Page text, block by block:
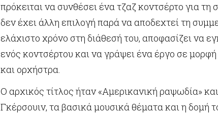
πρόκειται να συνθέσει ένα τζαζ κοντσέρτο για τη
δεν έχει άλλη επιλογή παρά να αποδεχτεί τη
ελάχιστο χρόνο στη διάθεσή του, αποφασίζει να
ενός κοντσέρτου και να γράψει ένα έργο σε
και ορχήστρα.
Ο αρχικός τίτλος ήταν «Αμερικανική ραψωδία»
Γκέρσουιν, τα βασικά μουσικά θέματα και η δομή